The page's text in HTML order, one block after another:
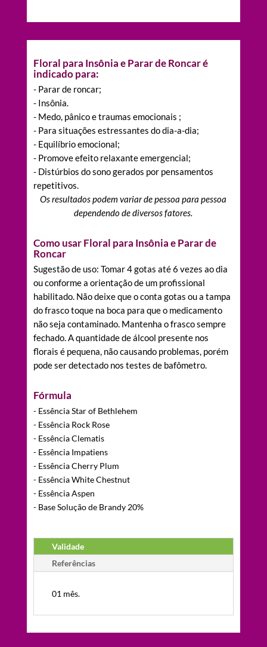
Floral para Insônia e Parar de Roncar é
indicado para:
- Parar de roncar;
- Insônia.
- Medo, pânico e traumas emocionais ;
- Para situações estressantes do dia-a-dia;
- Equilíbrio emocional;
- Promove efeito relaxante emergencial;
- Distúrbios do sono gerados por pensamentos
repetitivos.
Os resultados podem variar de pessoa para pessoa
dependendo de diversos fatores.
Como usar Floral para Insônia e Parar de
Roncar
Sugestão de uso: Tomar 4 gotas até 6 vezes ao dia
ou conforme a orientação de um profissional
habilitado. Não deixe que o conta gotas ou a tampa
do frasco toque na boca para que o medicamento
não seja contaminado. Mantenha o frasco sempre
fechado. A quantidade de álcool presente nos
florais é pequena, não causando problemas, porém
pode ser detectado nos testes de bafômetro.
Fórmula
- Essência Star of Bethlehem
- Essência Rock Rose
- Essência Clematis
- Essência Impatiens
- Essência Cherry Plum
- Essência White Chestnut
- Essência Aspen
- Base Solução de Brandy 20%
Validade
Referências
01 mês.